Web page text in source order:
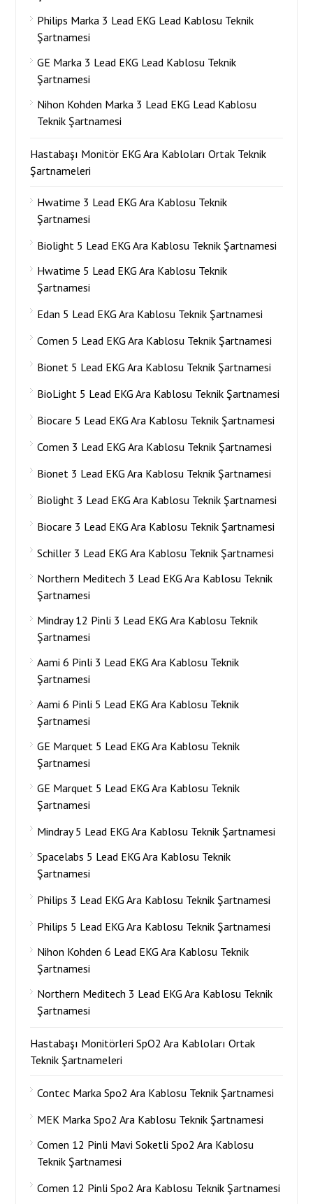
Philips Marka 3 Lead EKG Lead Kablosu Teknik
Şartnamesi
GE Marka 3 Lead EKG Lead Kablosu Teknik
Şartnamesi
Nihon Kohden Marka 3 Lead EKG Lead Kablosu
Teknik Şartnamesi
Hastabaşı Monitör EKG Ara Kabloları Ortak Teknik
Şartnameleri
Hwatime 3 Lead EKG Ara Kablosu Teknik
Şartnamesi
Biolight 5 Lead EKG Ara Kablosu Teknik Şartnamesi
Hwatime 5 Lead EKG Ara Kablosu Teknik
Şartnamesi
Edan 5 Lead EKG Ara Kablosu Teknik Şartnamesi
Comen 5 Lead EKG Ara Kablosu Teknik Şartnamesi
Bionet 5 Lead EKG Ara Kablosu Teknik Şartnamesi
BioLight 5 Lead EKG Ara Kablosu Teknik Şartnamesi
Biocare 5 Lead EKG Ara Kablosu Teknik Şartnamesi
Comen 3 Lead EKG Ara Kablosu Teknik Şartnamesi
Bionet 3 Lead EKG Ara Kablosu Teknik Şartnamesi
Biolight 3 Lead EKG Ara Kablosu Teknik Şartnamesi
Biocare 3 Lead EKG Ara Kablosu Teknik Şartnamesi
Schiller 3 Lead EKG Ara Kablosu Teknik Şartnamesi
Northern Meditech 3 Lead EKG Ara Kablosu Teknik
Şartnamesi
Mindray 12 Pinli 3 Lead EKG Ara Kablosu Teknik
Şartnamesi
Aami 6 Pinli 3 Lead EKG Ara Kablosu Teknik
Şartnamesi
Aami 6 Pinli 5 Lead EKG Ara Kablosu Teknik
Şartnamesi
GE Marquet 5 Lead EKG Ara Kablosu Teknik
Şartnamesi
GE Marquet 5 Lead EKG Ara Kablosu Teknik
Şartnamesi
Mindray 5 Lead EKG Ara Kablosu Teknik Şartnamesi
Spacelabs 5 Lead EKG Ara Kablosu Teknik
Şartnamesi
Philips 3 Lead EKG Ara Kablosu Teknik Şartnamesi
Philips 5 Lead EKG Ara Kablosu Teknik Şartnamesi
Nihon Kohden 6 Lead EKG Ara Kablosu Teknik
Şartnamesi
Northern Meditech 3 Lead EKG Ara Kablosu Teknik
Şartnamesi
Hastabaşı Monitörleri SpO2 Ara Kabloları Ortak
Teknik Şartnameleri
Contec Marka Spo2 Ara Kablosu Teknik Şartnamesi
MEK Marka Spo2 Ara Kablosu Teknik Şartnamesi
Comen 12 Pinli Mavi Soketli Spo2 Ara Kablosu
Teknik Şartnamesi
Comen 12 Pinli Spo2 Ara Kablosu Teknik Şartnamesi